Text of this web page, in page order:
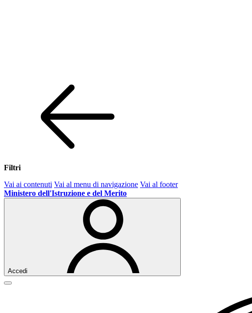
Filtri
Vai ai contenuti Vai al menu di navigazione Vai al footer
Ministero dell'Istruzione e del Merito
Accedi